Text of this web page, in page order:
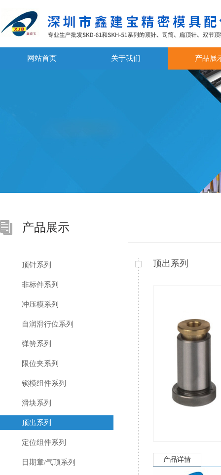
网站首页 关于我们 产品展
产品展示
顶针系列
非标件系列
冲压模系列
自润滑行位系列
弹簧系列
限位夹系列
锁模组件系列
滑块系列
顶出系列
定位组件系列
日期章/气顶系列
顶出系列
产品详情